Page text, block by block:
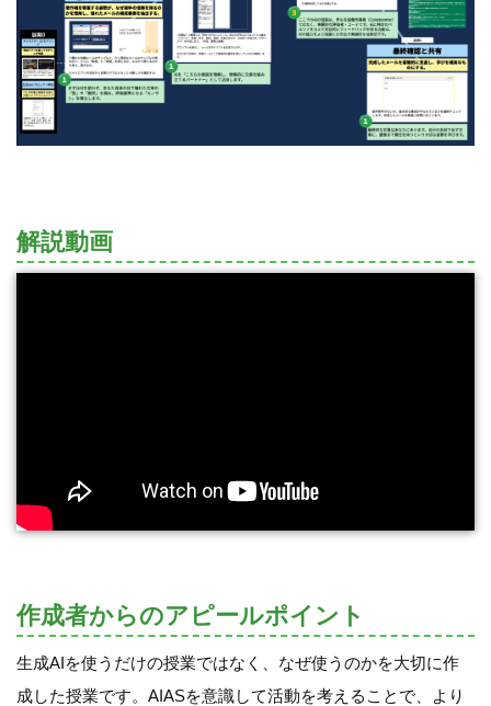
解説動画
作成者からのアピールポイント
生成AIを使うだけの授業ではなく、なぜ使うのかを大切に作
成した授業です。AIASを意識して活動を考えることで、より